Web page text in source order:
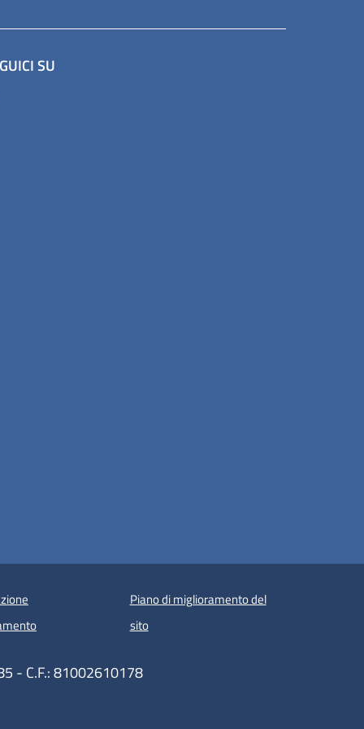
scheda).
SU
Piano di miglioramento del
sito
- C.F.: 81002610178